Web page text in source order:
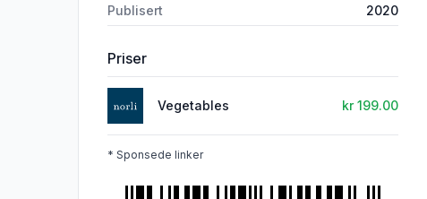
Publisert
2020
Priser
Vegetables kr 199.00
* Sponsede linker